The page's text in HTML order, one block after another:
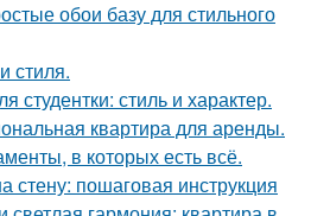
обои базу для стильного
стиля.
студентки: стиль и характер.
квартира для аренды.
в которых есть всё.
пошаговая инструкция